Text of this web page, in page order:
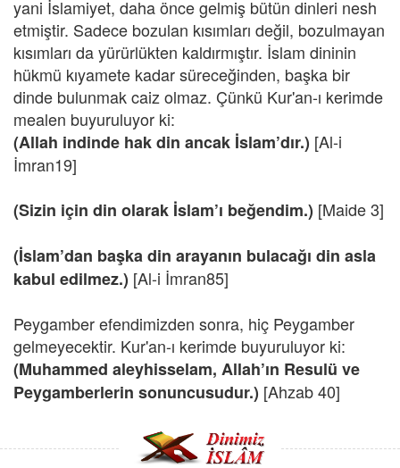
yani İslamiyet, daha önce gelmiş bütün dinleri nesh
etmiştir. Sadece bozulan kısımları değil, bozulmayan
kısımları da yürürlükten kaldırmıştır. İslam dininin
hükmü kıyamete kadar süreceğinden, başka bir
dinde bulunmak caiz olmaz. Çünkü Kur'an-ı kerimde
mealen buyuruluyor ki:
(Allah indinde hak din ancak İslam’dır.) [Al-i
İmran19]
(Sizin için din olarak İslam’ı beğendim.) [Maide 3]
(İslam’dan başka din arayanın bulacağı din asla
kabul edilmez.) [Al-i İmran85]
Peygamber efendimizden sonra, hiç Peygamber
gelmeyecektir. Kur'an-ı kerimde buyuruluyor ki:
(Muhammed aleyhisselam, Allah’ın Resulü ve
Peygamberlerin sonuncusudur.) [Ahzab 40]